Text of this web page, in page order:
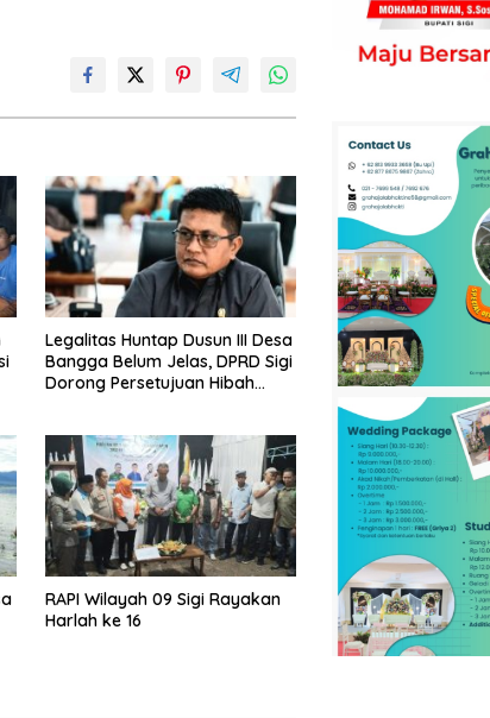
Legalitas Huntap Dusun III Desa
Bangga Belum Jelas, DPRD Sigi
Dorong Persetujuan Hibah
RAPI Wilayah 09 Sigi Rayakan
Harlah ke 16